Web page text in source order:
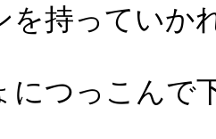
を持っていか
につっこんで